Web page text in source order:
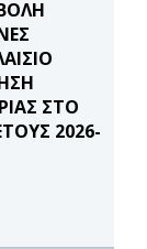
ΣΤΟ
2026-